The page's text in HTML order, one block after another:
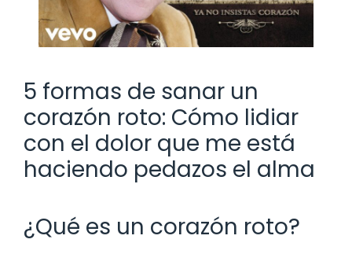
5 formas de sanar un
corazón roto: Cómo lidiar
con el dolor que me está
haciendo pedazos el alma
¿Qué es un corazón roto?